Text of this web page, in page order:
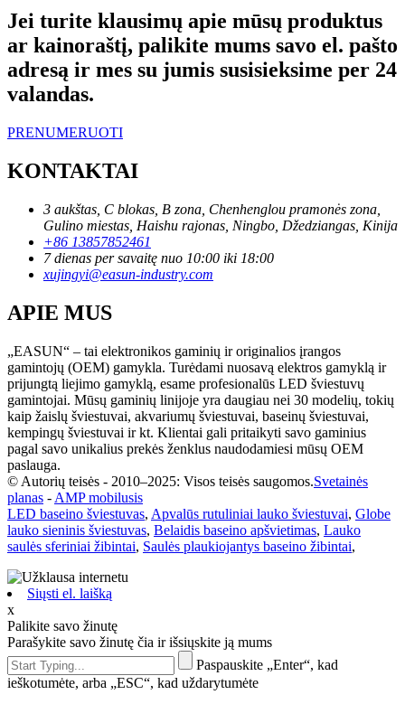
Jei turite klausimų apie mūsų produktus
ar kainoraštį, palikite mums savo el. pašto
adresą ir mes su jumis susisieksime per 24
valandas.
PRENUMERUOTI
KONTAKTAI
3 aukštas, C blokas, B zona, Chenhenglou pramonės zona,
Gulino miestas, Haishu rajonas, Ningbo, Džedziangas, Kinija
+86 13857852461
7 dienas per savaitę nuo 10:00 iki 18:00
xujingyi@easun-industry.com
APIE MUS
„EASUN“ – tai elektronikos gaminių ir originalios įrangos
gamintojų (OEM) gamykla. Turėdami nuosavą elektros gamyklą ir
prijungtą liejimo gamyklą, esame profesionalūs LED šviestuvų
gamintojai. Mūsų gaminių linijoje yra daugiau nei 30 modelių, tokių
kaip žaislų šviestuvai, akvariumų šviestuvai, baseinų šviestuvai,
kempingų šviestuvai ir kt. Klientai gali pritaikyti savo gaminius
pagal savo unikalius prekės ženklus naudodamiesi mūsų OEM
paslauga.
© Autorių teisės - 2010–2025: Visos teisės saugomos.Svetainės
planas - AMP mobilusis
LED baseino šviestuvas, Apvalūs rutuliniai lauko šviestuvai, Globe
lauko sieninis šviestuvas, Belaidis baseino apšvietimas, Lauko
saulės sferiniai žibintai, Saulės plaukiojantys baseino žibintai,
Siųsti el. laišką
x
Palikite savo žinutę
Parašykite savo žinutę čia ir išsiųskite ją mums
Paspauskite „Enter“, kad
ieškotumėte, arba „ESC“, kad uždarytumėte